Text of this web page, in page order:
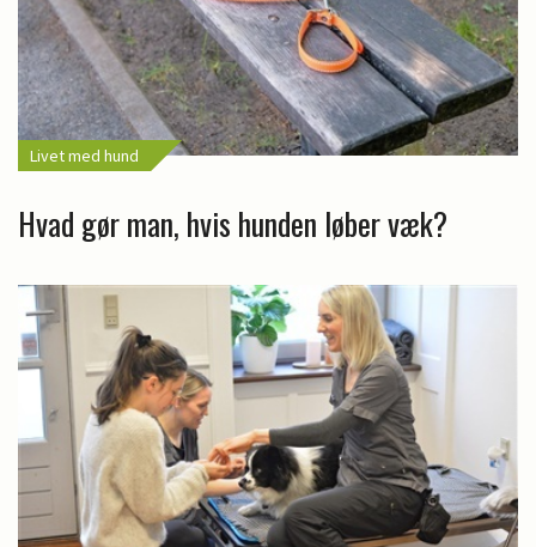
Livet med hund
Hvad gør man, hvis hunden løber væk?